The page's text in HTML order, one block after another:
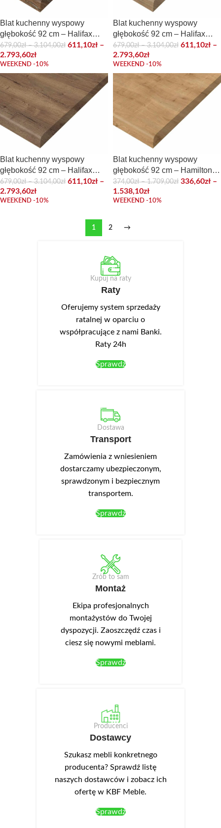
Blat kuchenny wyspowy
głębokość 92 cm – Halifax
Cynowany
679,00zł – 3.104,00zł 611,10zł –
2.793,60zł
WEEKEND -10%
Blat kuchenny wyspowy
głębokość 92 cm – Halifax
Naturalny
679,00zł – 3.104,00zł 611,10zł –
2.793,60zł
WEEKEND -10%
Blat kuchenny wyspowy
głębokość 92 cm – Halifax
Tabac
679,00zł – 3.104,00zł 611,10zł –
2.793,60zł
WEEKEND -10%
Blat kuchenny wyspowy
głębokość 92 cm – Hamilton
naturalny
374,00zł – 1.709,00zł 336,60zł –
1.538,10zł
WEEKEND -10%
1 2 →
Kupuj na raty
Raty
Oferujemy system sprzedaży
ratalnej w oparciu o
współpracujące z nami Banki.
Raty 24h
Sprawdź
Dostawa
Transport
Zamówienia z wniesieniem
dostarczamy ubezpieczonym,
sprawdzonym i bezpiecznym
transportem.
Sprawdź
Zrób to sam
Montaż
Ekipa profesjonalnych
montażystów do Twojej
dyspozycji. Zaoszczędź czas i
ciesz się nowymi meblami.
Sprawdź
Producenci
Dostawcy
Szukasz mebli konkretnego
producenta? Sprawdź listę
naszych dostawców i zobacz ich
ofertę w KBF Meble.
Sprawdź